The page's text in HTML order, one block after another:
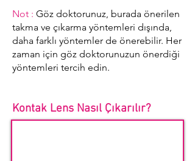
Not : Göz doktorunuz, burada önerilen
takma ve çıkarma yöntemleri dışında,
daha farklı yöntemler de önerebilir. Her
zaman için göz doktorunuzun önerdiği
yöntemleri tercih edin.
Kontak Lens Nasıl Çıkarılır?